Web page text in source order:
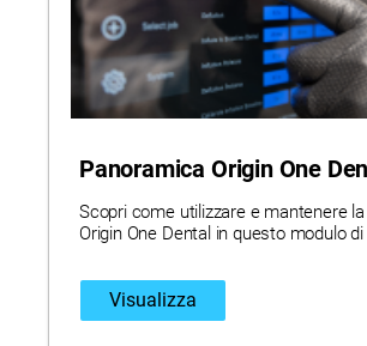
Panoramica Origin One
Scopri come utilizzare e mantenere
Origin One Dental in questo modulo
Visualizza